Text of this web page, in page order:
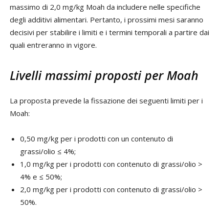
massimo di 2,0 mg/kg Moah da includere nelle specifiche
degli additivi alimentari. Pertanto, i prossimi mesi saranno
decisivi per stabilire i limiti e i termini temporali a partire dai
quali entreranno in vigore.
Livelli massimi proposti per Moah
La proposta prevede la fissazione dei seguenti limiti per i
Moah:
0,50 mg/kg per i prodotti con un contenuto di
grassi/olio ≤ 4%;
1,0 mg/kg per i prodotti con contenuto di grassi/olio >
4% e ≤ 50%;
2,0 mg/kg per i prodotti con contenuto di grassi/olio >
50%.